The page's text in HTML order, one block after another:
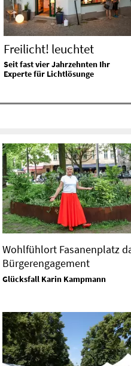
Freilicht! leuchtet
Seit fast vier Jahrzehnten Ihr
Experte für Lichtlösunge
Wohlfühlort Fasanenplatz
Bürgerengagement
Glücksfall Karin Kampmann